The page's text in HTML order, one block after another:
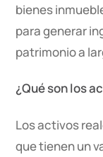
bienes
para generar
patrimonio a
¿Qué son los
Los activos
que tienen un